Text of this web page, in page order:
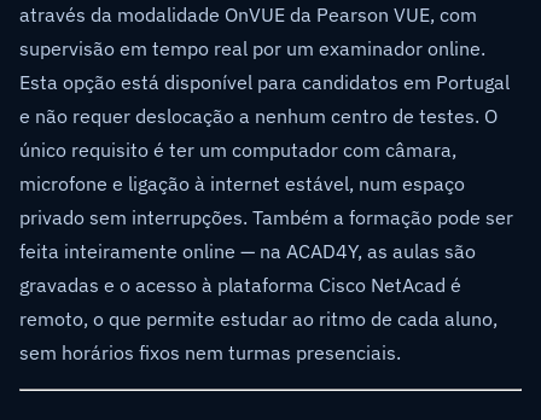
através da modalidade OnVUE da Pearson VUE, com
supervisão em tempo real por um examinador online.
Esta opção está disponível para candidatos em Portugal
e não requer deslocação a nenhum centro de testes. O
único requisito é ter um computador com câmara,
microfone e ligação à internet estável, num espaço
privado sem interrupções. Também a formação pode ser
feita inteiramente online — na ACAD4Y, as aulas são
gravadas e o acesso à plataforma Cisco NetAcad é
remoto, o que permite estudar ao ritmo de cada aluno,
sem horários fixos nem turmas presenciais.